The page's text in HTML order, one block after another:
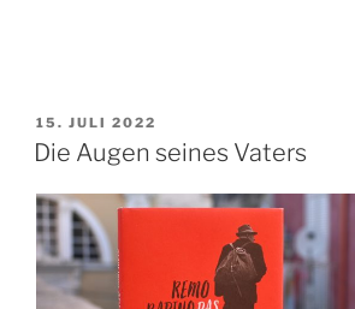
VERÖFFENTLICHT
AM
15. JULI 2022
Die Augen seines Vaters